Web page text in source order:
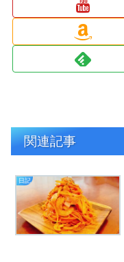
関連記事
日記